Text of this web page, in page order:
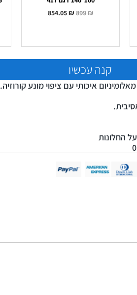
899₪
854.05₪
קנה עכשיו
מאלומיניום איכותי עם ציפוי מונע קורוזיה.
החלונות